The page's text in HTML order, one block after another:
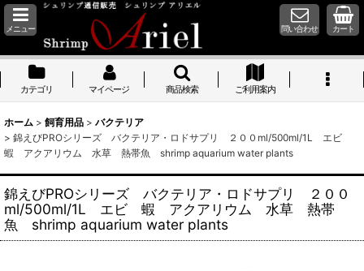
メニュー 問い合わせ カート
カテゴリ マイページ 商品検索 ご利用案内
ホーム > 飼育用品 > バクテリア
> 錦えびPROシリーズ バクテリア・ロドサプリ ２００ml/500ml/1L エビ
蝦 アクアリウム 水草 熱帯魚 shrimp aquarium water plants
錦えびPROシリーズ バクテリア・ロドサプリ ２００
ml/500ml/1L エビ 蝦 アクアリウム 水草 熱帯
魚 shrimp aquarium water plants